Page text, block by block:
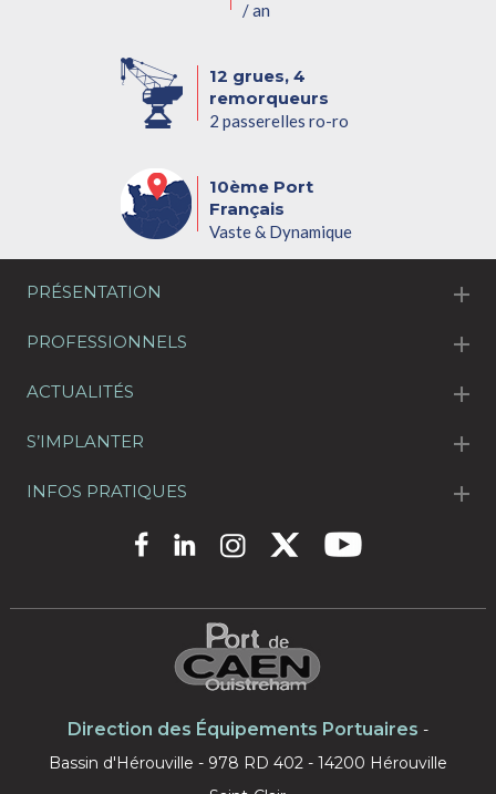
/ an
12 grues, 4
remorqueurs
2 passerelles ro-ro
10ème Port
Français
Vaste & Dynamique
PRÉSENTATION
PROFESSIONNELS
ACTUALITÉS
S’IMPLANTER
INFOS PRATIQUES
Direction des Équipements Portuaires -
Bassin d'Hérouville - 978 RD 402 - 14200 Hérouville